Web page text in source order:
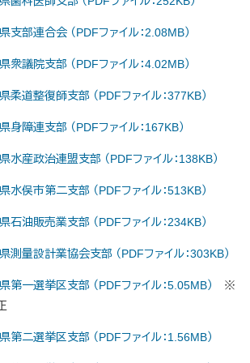
支部連合会 （PDFファイル：2.08MB）
衆議院支部 （PDFファイル：4.02MB）
柔道整復師支部 （PDFファイル：377KB）
身障連支部 （PDFファイル：167KB）
水産政治連盟支部 （PDFファイル：138KB）
水俣市第二支部 （PDFファイル：513KB）
石油販売業支部 （PDFファイル：234KB）
測量設計業協会支部 （PDFファイル：303KB）
第一選挙区支部 （PDFファイル：5.05MB）
※
第二選挙区支部 （PDFファイル：1.56MB）